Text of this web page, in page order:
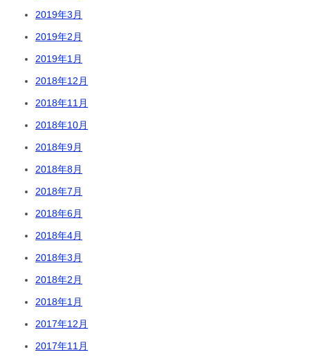
2019年3月
2019年2月
2019年1月
2018年12月
2018年11月
2018年10月
2018年9月
2018年8月
2018年7月
2018年6月
2018年4月
2018年3月
2018年2月
2018年1月
2017年12月
2017年11月